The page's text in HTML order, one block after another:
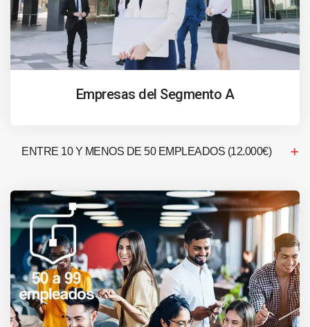
Empresas del Segmento A
ENTRE 10 Y MENOS DE 50 EMPLEADOS (12.000€)